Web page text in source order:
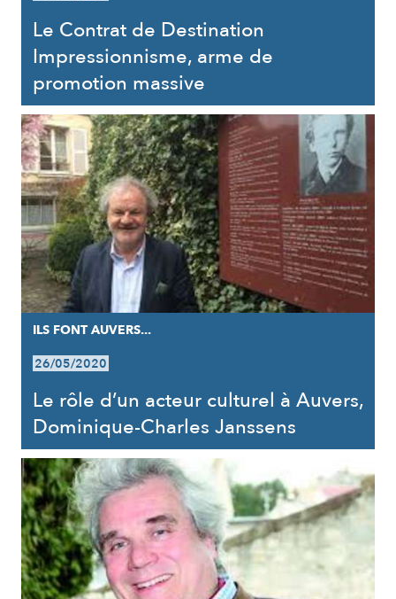
Le Contrat de Destination
Impressionnisme, arme de
promotion massive
ILS FONT AUVERS...
26/05/2020
Le rôle d’un acteur culturel à Auvers,
Dominique-Charles Janssens